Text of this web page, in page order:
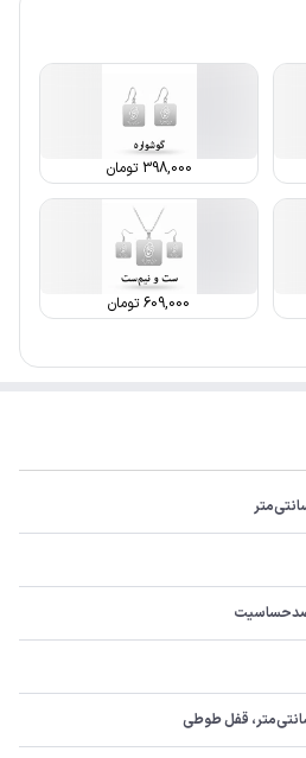
398,000 تومان
609,000تومان